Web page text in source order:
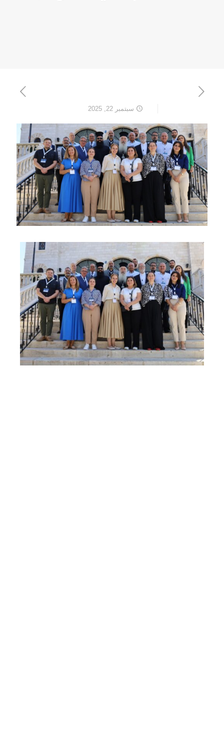
سبتمبر 22, 2025